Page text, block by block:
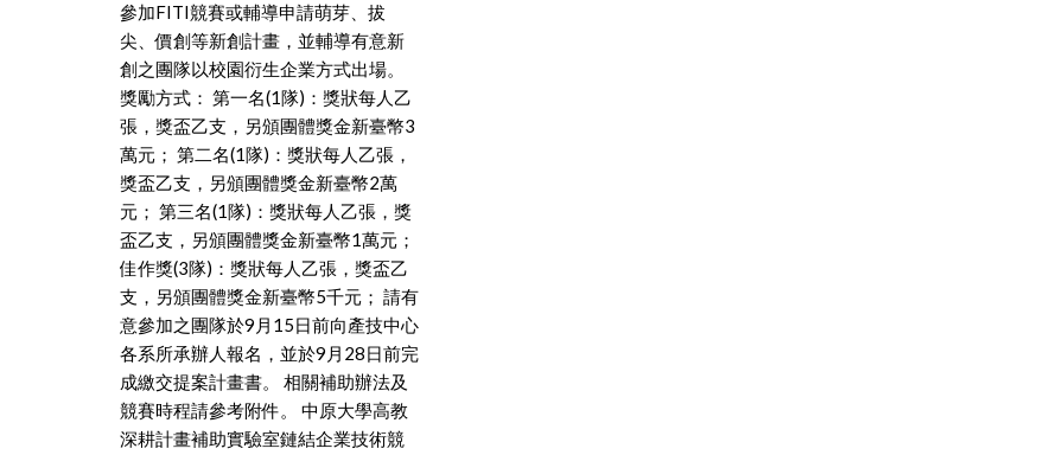
參加FITI競賽或輔導申請萌芽、拔
尖、價創等新創計畫，並輔導有意新
創之團隊以校園衍生企業方式出場。
獎勵方式： 第一名(1隊)：獎狀每人乙
張，獎盃乙支，另頒團體獎金新臺幣3
萬元； 第二名(1隊)：獎狀每人乙張，
獎盃乙支，另頒團體獎金新臺幣2萬
元； 第三名(1隊)：獎狀每人乙張，獎
盃乙支，另頒團體獎金新臺幣1萬元；
佳作獎(3隊)：獎狀每人乙張，獎盃乙
支，另頒團體獎金新臺幣5千元； 請有
意參加之團隊於9月15日前向產技中心
各系所承辦人報名，並於9月28日前完
成繳交提案計畫書。 相關補助辦法及
競賽時程請參考附件。 中原大學高教
深耕計畫補助實驗室鏈結企業技術競